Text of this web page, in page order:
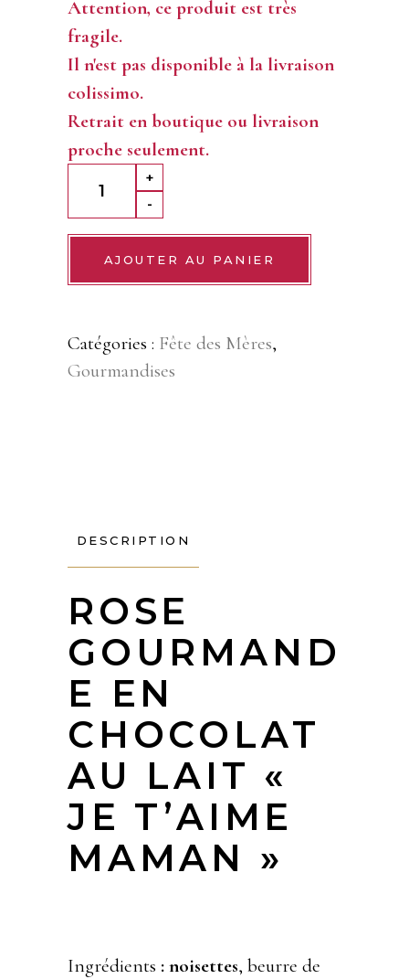
Attention, ce produit est très
fragile.
Il n'est pas disponible à la livraison
colissimo.
Retrait en boutique ou livraison
proche seulement.
Gourmande
en
Chocolat
au
«
Je
-
+
AJOUTER AU PANIER
Catégories : Fête des Mères,
Gourmandises
DESCRIPTION
ROSE
GOURMAND
E EN
CHOCOLAT
AU LAIT «
JE T’AIME
MAMAN »
Ingrédients : noisettes, beurre de